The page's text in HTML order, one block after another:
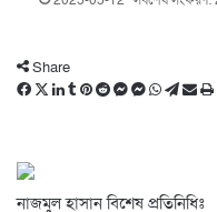
Share
Facebook
X LinkedIn
Tumblr
Pinterest
RedditMessenger
Messenger
নাজমুল হাসান বিশেষ প্রতিনিধিঃ